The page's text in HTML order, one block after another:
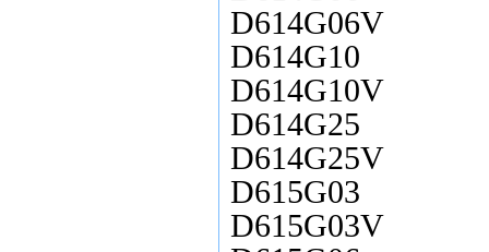
D614G06V
D614G10
D614G10V
D614G25
D614G25V
D615G03
D615G03V